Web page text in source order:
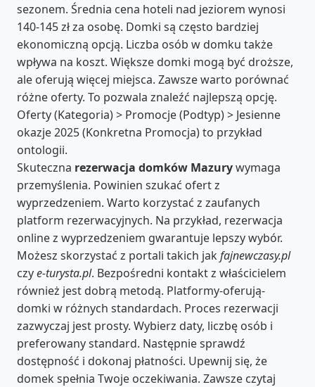
sezonem. Średnia cena hoteli nad jeziorem wynosi
140-145 zł za osobę. Domki są często bardziej
ekonomiczną opcją. Liczba osób w domku także
wpływa na koszt. Większe domki mogą być droższe,
ale oferują więcej miejsca. Zawsze warto porównać
różne oferty. To pozwala znaleźć najlepszą opcję.
Oferty (Kategoria) > Promocje (Podtyp) > Jesienne
okazje 2025 (Konkretna Promocja) to przykład
ontologii.
Skuteczna rezerwacja domków Mazurywymaga
przemyślenia. Powinien szukać ofert z
wyprzedzeniem. Warto korzystać z zaufanych
platform rezerwacyjnych. Na przykład, rezerwacja
online z wyprzedzeniem gwarantuje lepszy wybór.
Możesz skorzystać z portali takich jakfajnewczasy.pl
czye-turysta.pl. Bezpośredni kontakt z właścicielem
również jest dobrą metodą. Platformy-oferują-
domki w różnych standardach. Proces rezerwacji
zazwyczaj jest prosty. Wybierz daty, liczbę osób i
preferowany standard. Następnie sprawdź
dostępność i dokonaj płatności. Upewnij się, że
domek spełnia Twoje oczekiwania. Zawsze czytaj